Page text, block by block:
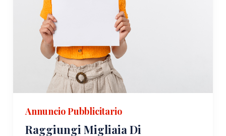
Annuncio Pubblicitario
Raggiungi Migliaia Di